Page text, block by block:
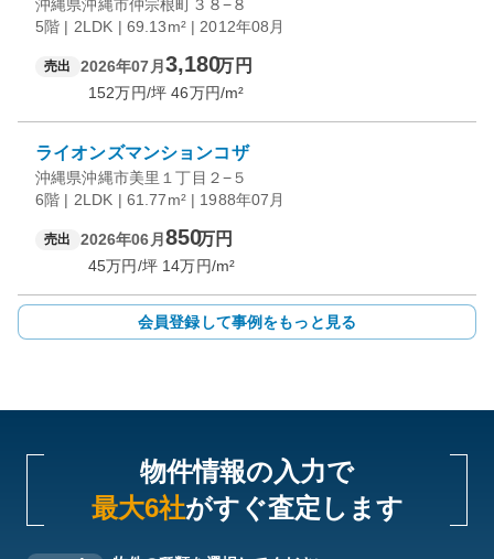
沖縄県沖縄市仲宗根町３８−８
5階 | 2LDK | 69.13m² | 2012年08月
売出 2026年07月 3,180万円
152万円/坪 46万円/m²
ライオンズマンションコザ
沖縄県沖縄市美里１丁目２−５
6階 | 2LDK | 61.77m² | 1988年07月
売出 2026年06月 850万円
45万円/坪 14万円/m²
会員登録して事例をもっと見る
物件情報の入力で
最大6社がすぐ査定します